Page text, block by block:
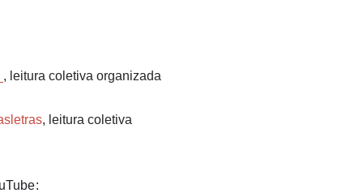
, leitura coletiva organizada
, leitura coletiva